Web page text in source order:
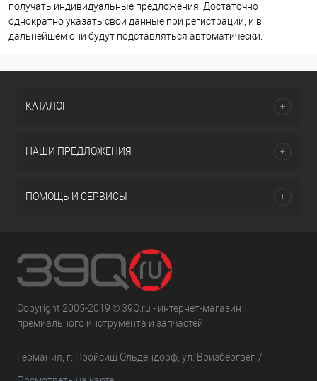
получать индивидуальные предложения. Достаточно
однократно указать свои данные при регистрации, и в
дальнейшем они будут подставляться автоматически.
КАТАЛОГ
НАШИ ПРЕДЛОЖЕНИЯ
ПОМОЩЬ И СЕРВИСЫ
Copyright 2005-2019 © 39Q.ru - интернет-магазин
премиального инструмента и запчастей
Германия, г. Пройсиш Ольдендорф, ул. Вризбергвег 7